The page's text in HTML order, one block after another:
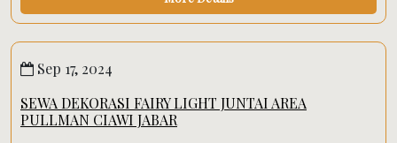
Sep 17, 2024
SEWA DEKORASI FAIRY LIGHT JUNTAI AREA
PULLMAN CIAWI JABAR